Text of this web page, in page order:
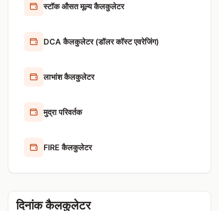
स्टॉक औसत मूल्य कैलकुलेटर
DCA कैलकुलेटर (डॉलर कॉस्ट एवरेजिंग)
लाभांश कैलकुलेटर
मुद्रा परिवर्तक
FIRE कैलकुलेटर
दिनांक कैलकुलेटर